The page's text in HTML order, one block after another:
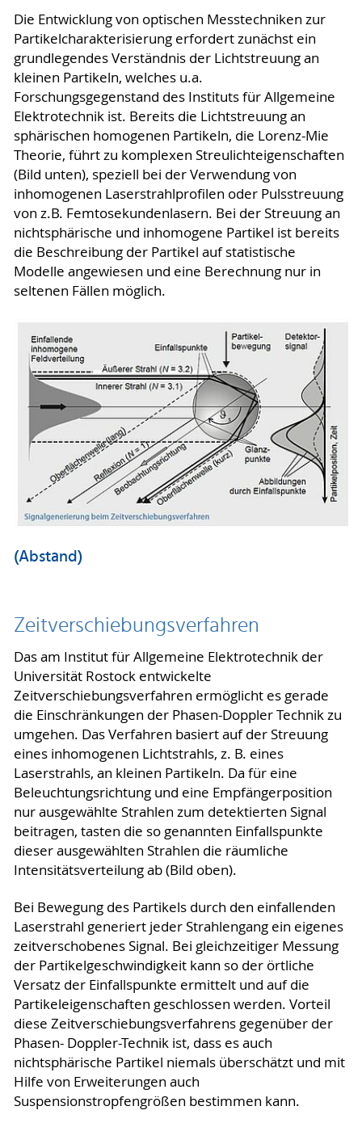
Die Entwicklung von optischen Messtechniken zur
Partikelcharakterisierung erfordert zunächst ein
grundlegendes Verständnis der Lichtstreuung an
kleinen Partikeln, welches u.a.
Forschungsgegenstand des Instituts für Allgemeine
Elektrotechnik ist. Bereits die Lichtstreuung an
sphärischen homogenen Partikeln, die Lorenz-Mie
Theorie, führt zu komplexen Streulichteigenschaften
(Bild unten), speziell bei der Verwendung von
inhomogenen Laserstrahlprofilen oder Pulsstreuung
von z.B. Femtosekundenlasern. Bei der Streuung an
nichtsphärische und inhomogene Partikel ist bereits
die Beschreibung der Partikel auf statistische
Modelle angewiesen und eine Berechnung nur in
seltenen Fällen möglich.
(Abstand)
Zeitverschiebungsverfahren
Das am Institut für Allgemeine Elektrotechnik der
Universität Rostock entwickelte
Zeitverschiebungsverfahren ermöglicht es gerade
die Einschränkungen der Phasen-Doppler Technik zu
umgehen. Das Verfahren basiert auf der Streuung
eines inhomogenen Lichtstrahls, z. B. eines
Laserstrahls, an kleinen Partikeln. Da für eine
Beleuchtungsrichtung und eine Empfängerposition
nur ausgewählte Strahlen zum detektierten Signal
beitragen, tasten die so genannten Einfallspunkte
dieser ausgewählten Strahlen die räumliche
Intensitätsverteilung ab (Bild oben).
Bei Bewegung des Partikels durch den einfallenden
Laserstrahl generiert jeder Strahlengang ein eigenes
zeitverschobenes Signal. Bei gleichzeitiger Messung
der Partikelgeschwindigkeit kann so der örtliche
Versatz der Einfallspunkte ermittelt und auf die
Partikeleigenschaften geschlossen werden. Vorteil
diese Zeitverschiebungsverfahrens gegenüber der
Phasen- Doppler-Technik ist, dass es auch
nichtsphärische Partikel niemals überschätzt und mit
Hilfe von Erweiterungen auch
Suspensionstropfengrößen bestimmen kann.